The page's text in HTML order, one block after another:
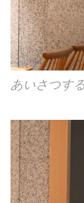
あいさつす